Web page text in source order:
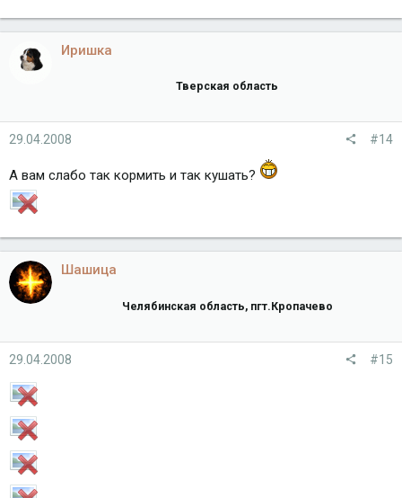
Иришка
Тверская область
29.04.2008 #14
А вам слабо так кормить и так кушать?
Шашица
Челябинская область, пгт.Кропачево
29.04.2008 #15